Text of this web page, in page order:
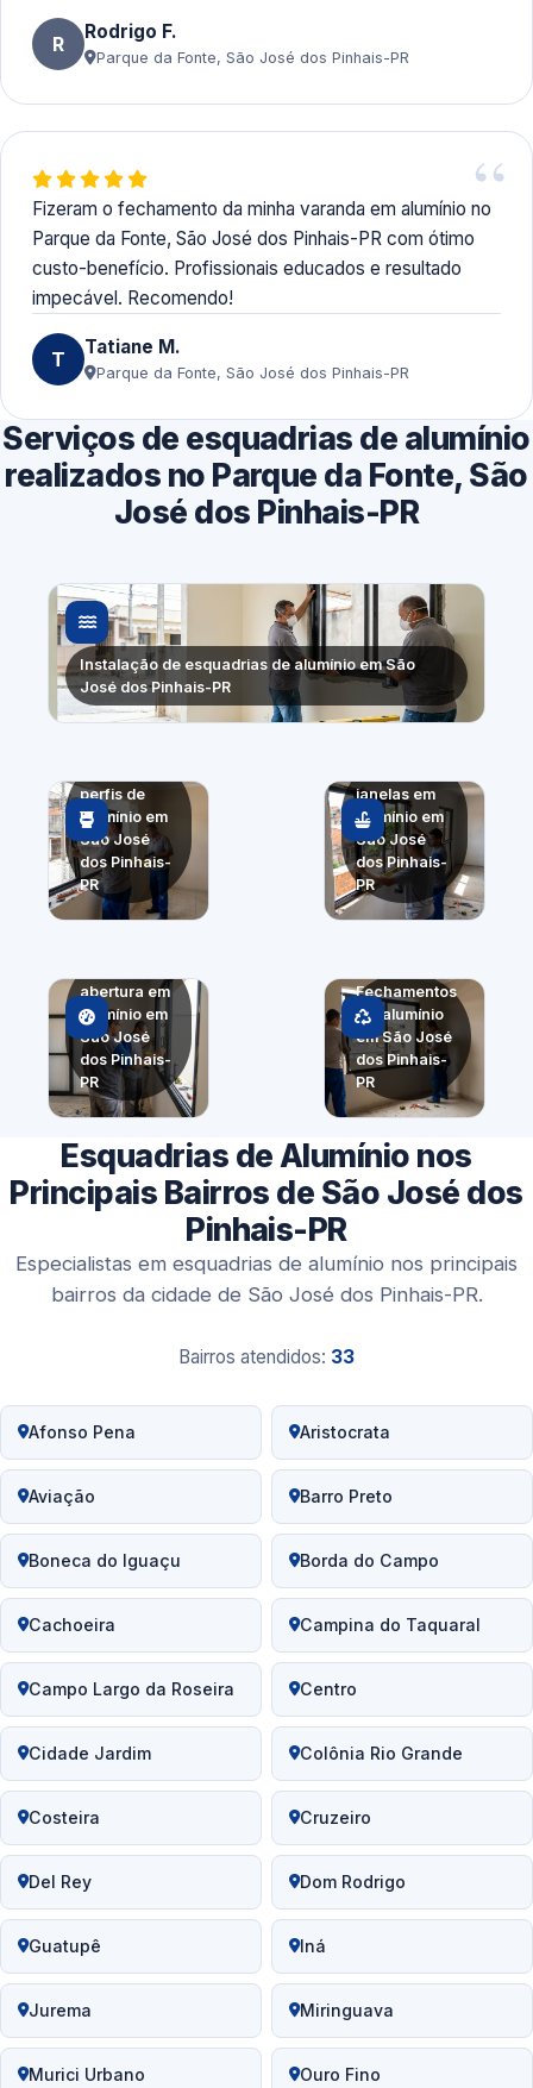
R Rodrigo F.
Parque da Fonte, São José dos Pinhais-PR
Fizeram o fechamento da minha varanda em alumínio no
Parque da Fonte, São José dos Pinhais-PR com ótimo
custo-benefício. Profissionais educados e resultado
impecável. Recomendo!
T Tatiane M.
Parque da Fonte, São José dos Pinhais-PR
Serviços de esquadrias de alumínio
realizados no Parque da Fonte, São
José dos Pinhais-PR
Instalação de esquadrias de alumínio em São
José dos Pinhais-PR
perfis de
alumínio em
São José
dos Pinhais-
PR
janelas em
alumínio em
São José
dos Pinhais-
PR
abertura em
alumínio em
São José
dos Pinhais-
PR
Fechamentos
em alumínio
em São José
dos Pinhais-
PR
Esquadrias de Alumínio nos
Principais Bairros de São José dos
Pinhais-PR
Especialistas em esquadrias de alumínio nos principais
bairros da cidade de São José dos Pinhais-PR.
Bairros atendidos: 33
Afonso Pena Aristocrata
Aviação Barro Preto
Boneca do Iguaçu Borda do Campo
Cachoeira Campina do Taquaral
Campo Largo da Roseira Centro
Cidade Jardim Colônia Rio Grande
Costeira Cruzeiro
Del Rey Dom Rodrigo
Guatupê Iná
Jurema Miringuava
Murici Urbano Ouro Fino